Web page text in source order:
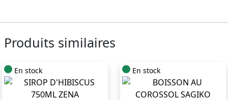
Produits similaires
En stock En stock